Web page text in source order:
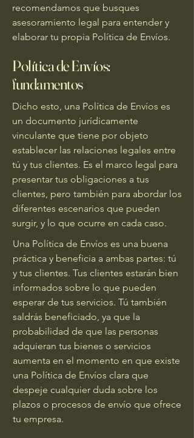
recomendamos que busques
asesoramiento legal para entender y
elaborar tu propia Política de Envíos.
Política de Envíos:
fundamentos
Dicho esto, una Política de Envíos es
un documento jurídicamente
vinculante que tiene por objeto
establecer las relaciones legales entre
tú y tus clientes. Es el marco legal para
presentar tus obligaciones a tus
clientes, pero también para abordar los
diferentes escenarios que pueden
surgir, y lo que ocurre en cada caso.
Una Política de Envíos es una buena
práctica y beneficia a ambas partes: tú
y tus clientes. Tus clientes estarán bien
informados sobre lo que pueden
esperar de tus servicios. Tú también
saldrás beneficiado, ya que la
probabilidad de que las personas
adquieran tus bienes o servicios
aumenta en el momento en que existe
una Política de Envíos clara que
despeje cualquier duda sobre los
plazos o procesos de envío que ofrece
tu empresa.